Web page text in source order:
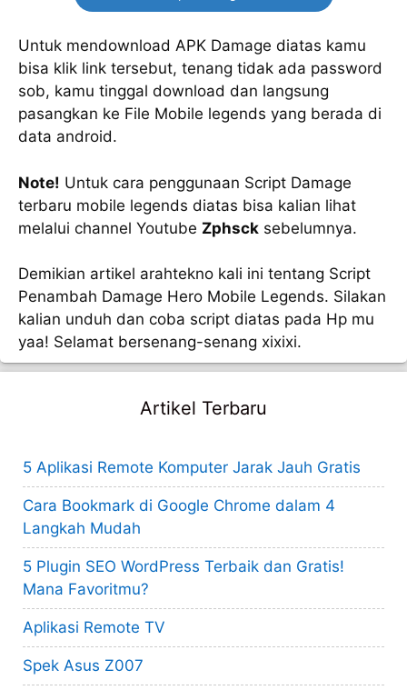
Untuk mendownload APK Damage diatas kamu
bisa klik link tersebut, tenang tidak ada password
sob, kamu tinggal download dan langsung
pasangkan ke File Mobile legends yang berada di
data android.
Note! Untuk cara penggunaan Script Damage
terbaru mobile legends diatas bisa kalian lihat
melalui channel Youtube Zphsck sebelumnya.
Demikian artikel arahtekno kali ini tentang Script
Penambah Damage Hero Mobile Legends. Silakan
kalian unduh dan coba script diatas pada Hp mu
yaa! Selamat bersenang-senang xixixi.
Artikel Terbaru
5 Aplikasi Remote Komputer Jarak Jauh Gratis
Cara Bookmark di Google Chrome dalam 4
Langkah Mudah
5 Plugin SEO WordPress Terbaik dan Gratis!
Mana Favoritmu?
Aplikasi Remote TV
Spek Asus Z007